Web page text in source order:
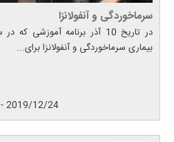
سرماخوردگی و آنفولانزا
در تاریخ 10 آذر برنامه
بیماری سرماخوردگی و آنفولانزا برای...
2019/12/24 - 08:53